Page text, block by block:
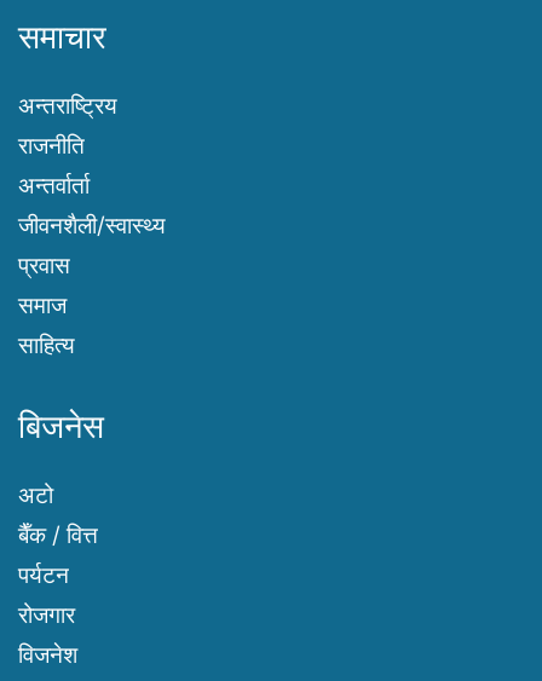
समाचार
अन्तराष्ट्रिय
राजनीति
अन्तर्वार्ता
जीवनशैली/स्वास्थ्य
प्रवास
समाज
साहित्य
बिजनेस
अटो
बैँक / वित्त
पर्यटन
रोजगार
विजनेश